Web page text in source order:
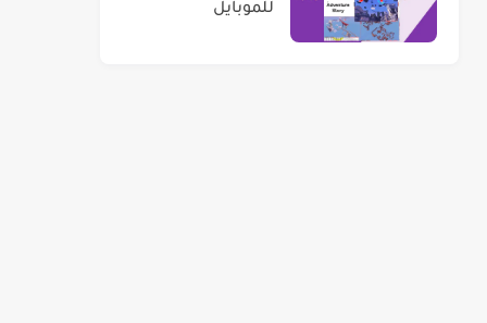
للموبايل